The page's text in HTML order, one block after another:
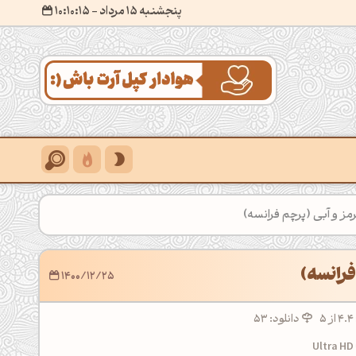
پنجشنبه 15 مرداد - ۱۰:۱۰:۱۷
و آبی (پرچم فرانسه)
1400/12/25
دانلود: 53